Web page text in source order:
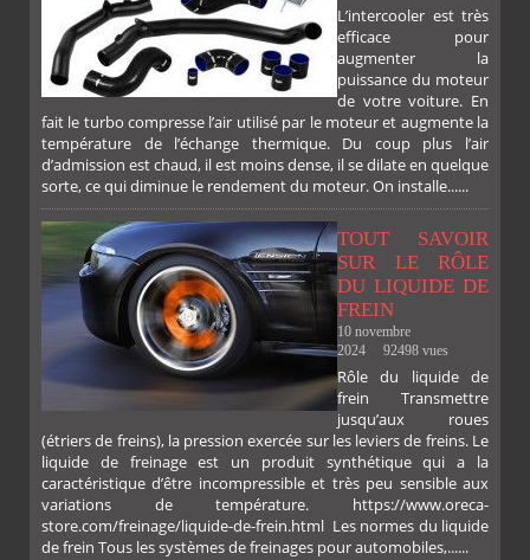
L’intercooler est très
efficace pour
augmenter la
puissance du moteur
de votre voiture. En
fait le turbo compresse l’air utilisé par le moteur et augmente la
température de l’échange thermique. Du coup plus l’air
d’admission est chaud, il est moins dense, il se dilate en quelque
sorte, ce qui diminue le rendement du moteur. On installe......
TOUT SAVOIR
SUR LE RÔLE
DU LIQUIDE DE
FREIN
10 novembre
2024
92498 vues
Rôle du liquide de
frein Transmettre
jusqu’aux roues
(étriers de freins), la pression exercée sur les leviers de freins. Le
liquide de freinage est un produit synthétique qui a la
caractéristique d’être incompressible et très peu sensible aux
variations de température. https://www.oreca-
store.com/freinage/liquide-de-frein.html Les normes du liquide
de frein Tous les systèmes de freinages pour automobiles,......